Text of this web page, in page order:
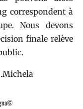
correspondent à
Nous devons
finale relève